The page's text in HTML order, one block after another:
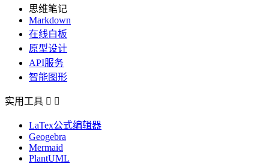
思维笔记
Markdown
在线白板
原型设计
API服务
智能图形
实用工具  
LaTex公式编辑器
Geogebra
Mermaid
PlantUML